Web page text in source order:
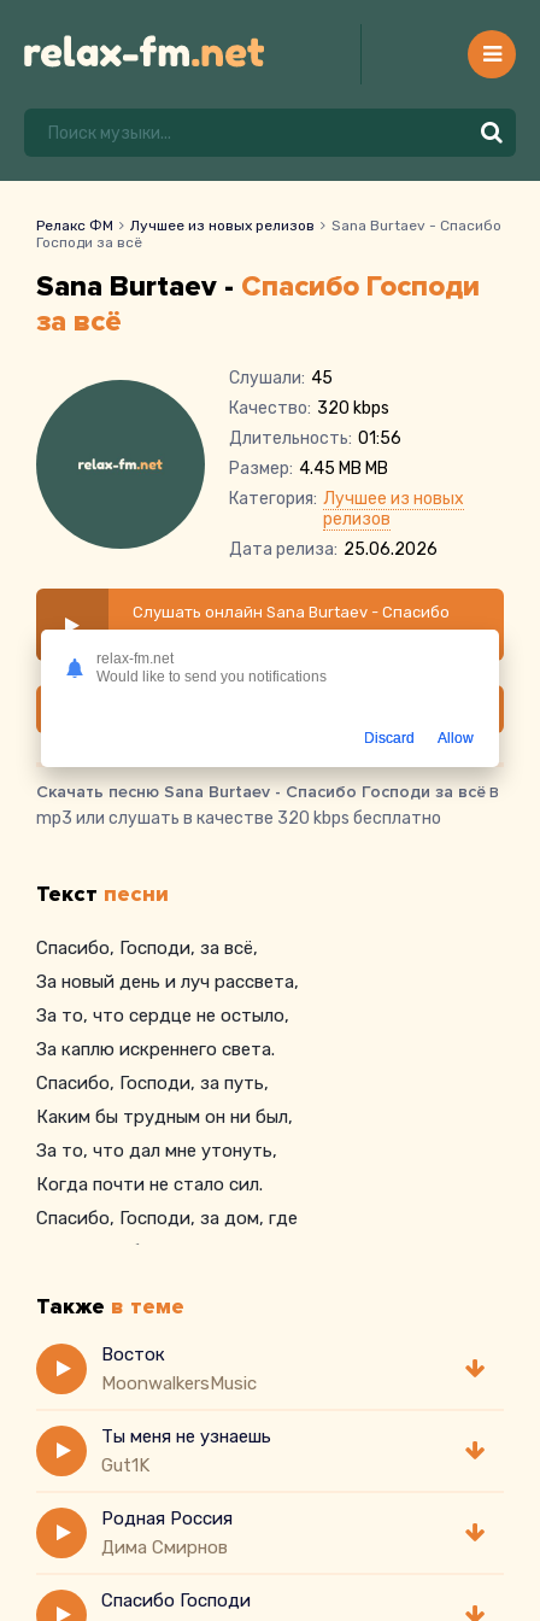
Релакс ФМ Лучшее из новых релизов
Sana Burtaev - Спасибо
Господи за всё
Sana Burtaev - Спасибо Господи
за всё
Слушали: 45
Качество: 320 kbps
Длительность: 01:56
Размер: 4.45 MB MB
Категория: Лучшее из новых
релизов
Дата релиза: 25.06.2026
Слушать онлайн Sana Burtaev - Спасибо
Скачать песню Sana Burtaev - Спасибо Господи за всёв
mp3 или слушать в качестве 320 kbps бесплатно
Текст песни
Спасибо, Господи, за всё,
За новый день и луч рассвета,
За то, что сердце не остыло,
За каплю искреннего света.
Спасибо, Господи, за путь,
Каким бы трудным он ни был,
За то, что дал мне утонуть,
Когда почти не стало сил.
Спасибо, Господи, за дом, где
Ждут с любовью и теплом,
И за молитвы среди нас.
Спасибо, Господи, за дождь,
Что смыл тревоги и пить чая,
За то, что после каждой боли
Также в теме
Восток
MoonwalkersMusic
Ты меня не узнаешь
Gut1K
Родная Россия
Дима Смирнов
Спасибо Господи
relax-fm.net
Would like to send you notifications
Discard Allow